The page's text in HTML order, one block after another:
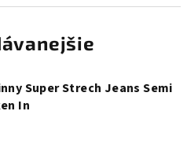
Super Strech Jeans Semi
In